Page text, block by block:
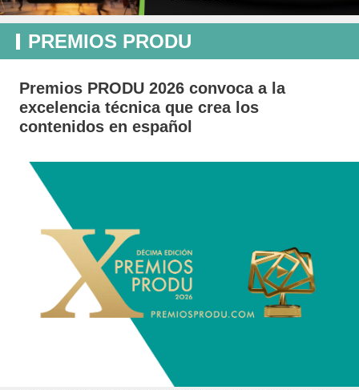
PREMIOS PRODU
Premios PRODU 2026 convoca a la
excelencia técnica que crea los
contenidos en español